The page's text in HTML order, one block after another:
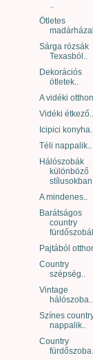
Ötletes
Sárga rózsák
Texasból..
Dekorációs
ötletek..
A vidéki otthon..
Vidéki étkező..
Icipici konyha..
Téli nappalik..
Hálószobák
különböző
stílusokban..
A mindenes..
Barátságos
country
Pajtából
Country
szépség..
Vintage
hálószoba..
Színes
nappalik..
Country
fürdőszoba..